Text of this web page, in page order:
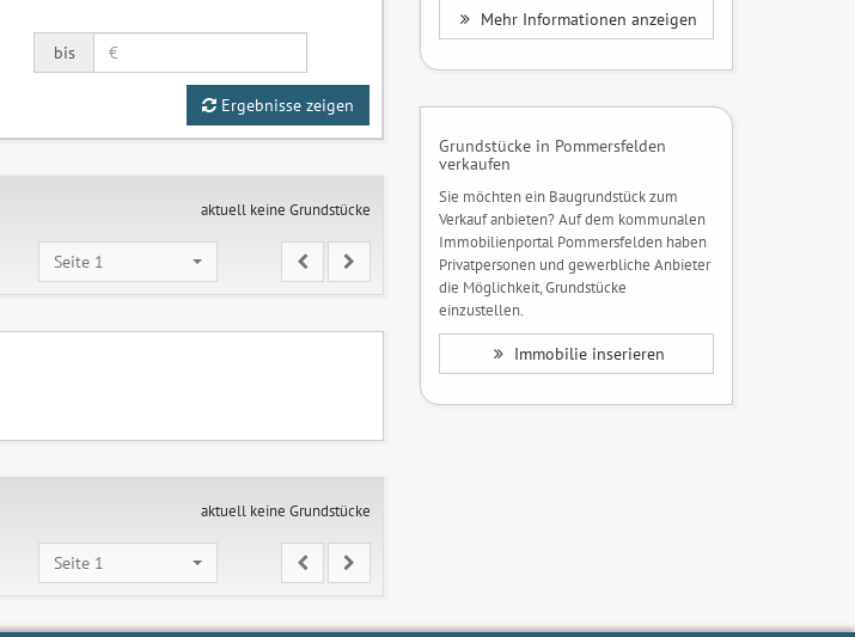
bis
Ergebnisse zeigen
aktuell keine Grundstücke
Seite 1
aktuell keine Grundstücke
Seite 1
Mehr Informationen anzeigen
Grundstücke in Pommersfelden
verkaufen
Sie möchten ein Baugrundstück zum
Verkauf anbieten? Auf dem kommunalen
Immobilienportal Pommersfelden haben
Privatpersonen und gewerbliche Anbieter
die Möglichkeit, Grundstücke
einzustellen.
Immobilie inserieren